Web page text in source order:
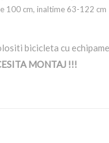
100 cm, inaltime 63-122 cm
bicicleta cu
MONTAJ !!!